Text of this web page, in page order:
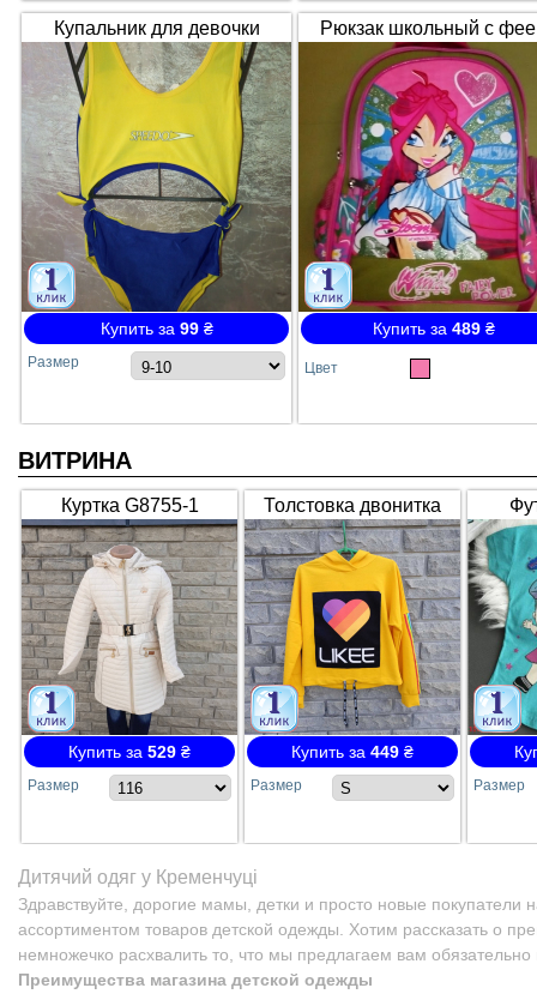
Купальник для девочки
SPEEDO жёлто-синий
сдельный №64
Купить за 99₴
Размер
Рюкзак школьный с
Winx / Винкс
Купить за 489₴
Цвет
ВИТРИНА
Куртка G8755-1
подовжена, бежева
Купить за 529 ₴
Размер
Толстовка двонитка
"Likee" жовта
Купить за 449 ₴
Размер Размер
Дитячий одяг у Кременчуці
Здравствуйте, дорогие мамы, детки и просто новые
ассортиментом товаров детской одежды. Хотим рассказать о
немножечко расхвалить то, что мы предлагаем вам обязательно
Преимущества магазина детской одежды